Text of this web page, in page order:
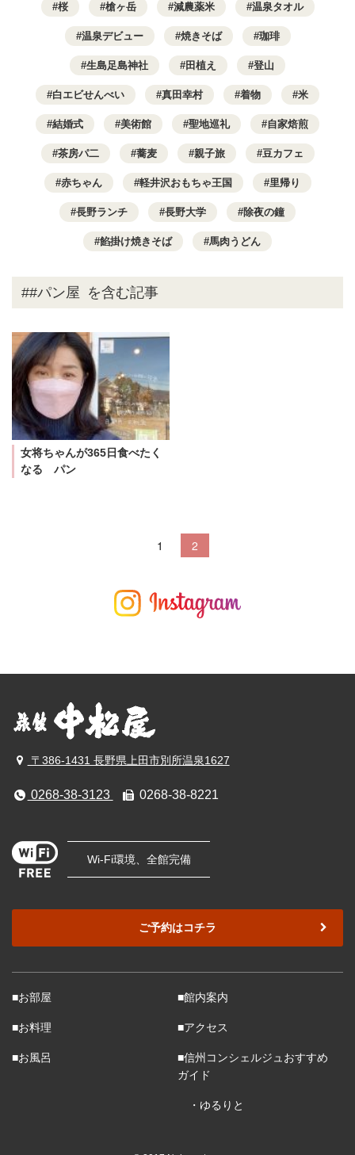
桜 槍ヶ岳 減農薬米 温泉タオル
温泉デビュー 焼きそば 珈琲
生島足島神社 田植え 登山
白エビせんべい 真田幸村 着物 米
結婚式 美術館 聖地巡礼 自家焙煎
茶房パ二 蕎麦 親子旅 豆カフェ
赤ちゃん 軽井沢おもちゃ王国 里帰り
長野ランチ 長野大学 除夜の鐘
餡掛け焼きそば 馬肉うどん
##パン屋 を含む記事
女将ちゃんが365日食べたく
なる パン
1 2
〒386-1431 長野県上田市別所温泉1627
0268-38-3123 0268-38-8221
Wi-Fi環境、全館完備
ご予約はコチラ
■お部屋
■お料理
■お風呂
■館内案内
■アクセス
■信州コンシェルジュおすすめ
ガイド
・ゆるりと